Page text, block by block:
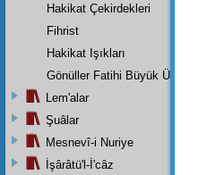
Hakikat Çekirdekleri
Fihrist
Hakikat Işıkları
Gönüller Fatihi Büyük Üstada
Lem'alar
Şuâlar
Mesnevî-i Nuriye
İşârâtü'l-İ'câz